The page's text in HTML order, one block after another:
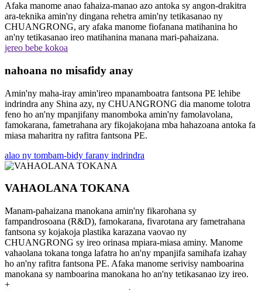
Afaka manome anao fahaiza-manao azo antoka sy angon-drakitra
ara-teknika amin'ny dingana rehetra amin'ny tetikasanao ny
CHUANGRONG, ary afaka manome fiofanana matihanina ho
an'ny tetikasanao ireo matihanina manana mari-pahaizana.
jereo bebe kokoa
nahoana no misafidy anay
Amin'ny maha-iray amin'ireo mpanamboatra fantsona PE lehibe
indrindra any Shina azy, ny CHUANGRONG dia manome tolotra
feno ho an'ny mpanjifany manomboka amin'ny famolavolana,
famokarana, fametrahana ary fikojakojana mba hahazoana antoka fa
miasa maharitra ny rafitra fantsona PE.
alao ny tombam-bidy farany indrindra
VAHAOLANA TOKANA
Manam-pahaizana manokana amin'ny fikarohana sy
fampandrosoana (R&D), famokarana, fivarotana ary fametrahana
fantsona sy kojakoja plastika karazana vaovao ny
CHUANGRONG sy ireo orinasa mpiara-miasa aminy. Manome
vahaolana tokana tonga lafatra ho an'ny mpanjifa samihafa izahay
ho an'ny rafitra fantsona PE. Afaka manome serivisy namboarina
manokana sy namboarina manokana ho an'ny tetikasanao izy ireo.
+